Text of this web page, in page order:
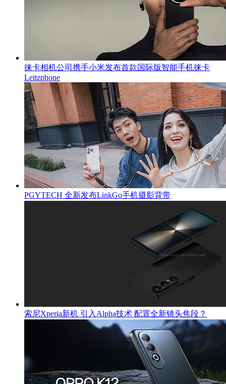
徕卡相机公司携手小米发布首款国际版智能手机徕卡
Leitzphone
PGYTECH 全新发布LinkGo手机摄影背带
索尼Xperia新机 引入Alpha技术 配置全新镜头焦段？